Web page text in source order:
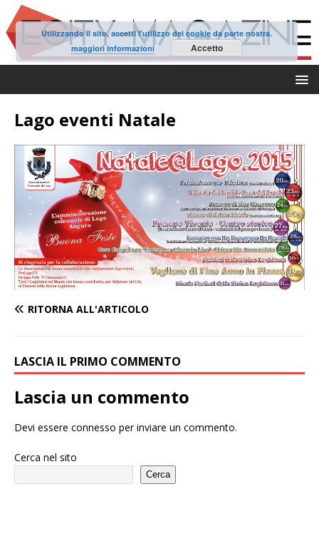
Lago eventi Natale
RITORNA ALL'ARTICOLO
LASCIA IL PRIMO COMMENTO
Lascia un commento
Devi essere connesso per inviare un commento.
Cerca nel sito
Cerca
Utilizzando il sito, accetti l'utilizzo dei cookie da parte nostra.
maggiori informazioni
Accetto